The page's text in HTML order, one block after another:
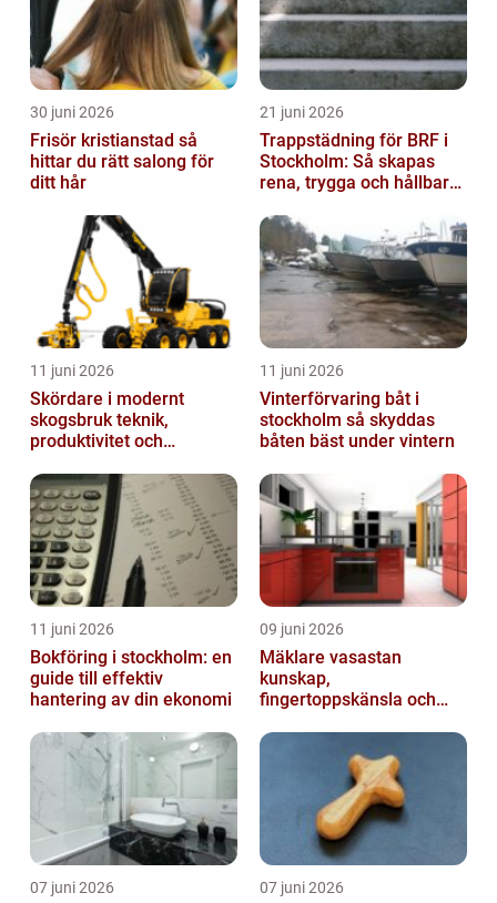
30 juni 2026
Frisör kristianstad så
hittar du rätt salong för
ditt hår
21 juni 2026
Trappstädning för BRF i
Stockholm: Så skapas
rena, trygga och hållbara
11 juni 2026
Skördare i modernt
skogsbruk teknik,
produktivitet och
11 juni 2026
Vinterförvaring båt i
stockholm så skyddas
båten bäst under vintern
11 juni 2026
Bokföring i stockholm: en
guide till effektiv
hantering av din ekonomi
09 juni 2026
Mäklare vasastan
kunskap,
fingertoppskänsla och
07 juni 2026 07 juni 2026